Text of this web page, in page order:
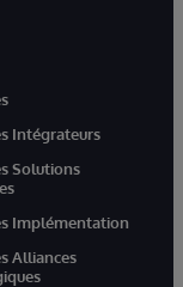
Intégrateurs
Solutions
Implémentation
Alliances